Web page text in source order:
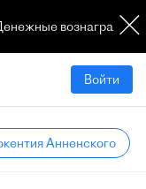
Войти
Анненского